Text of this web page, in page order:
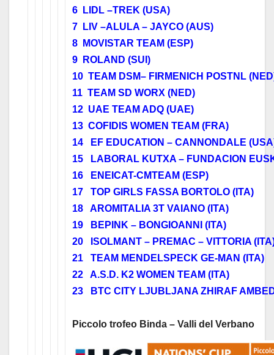
6 LIDL –TREK (USA)
7 LIV –ALULA – JAYCO (AUS)
8 MOVISTAR TEAM (ESP)
9 ROLAND (SUI)
10 TEAM DSM– FIRMENICH POSTNL
11 TEAM SD WORX (NED)
12 UAE TEAM ADQ (UAE)
13 COFIDIS WOMEN TEAM (FRA)
14 EF EDUCATION – CANNONDALE
15 LABORAL KUTXA – FUNDACION
16 ENEICAT-CMTEAM (ESP)
17 TOP GIRLS FASSA BORTOLO (ITA)
18 AROMITALIA 3T VAIANO (ITA)
19 BEPINK – BONGIOANNI (ITA)
20 ISOLMANT – PREMAC – VITTORIA
21 TEAM MENDELSPECK GE-MAN (ITA)
22 A.S.D. K2 WOMEN TEAM (ITA)
23 BTC CITY LJUBLJANA ZHIRAF
Piccolo trofeo Binda – Valli del Verbano